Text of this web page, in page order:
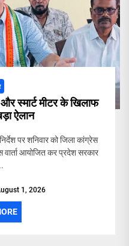
और स्मार्ट मीटर के खिलाफ
ऐलान
पर शनिवार को जिला कांग्रेस
आयोजित कर प्रदेश सरकार
1, 2026